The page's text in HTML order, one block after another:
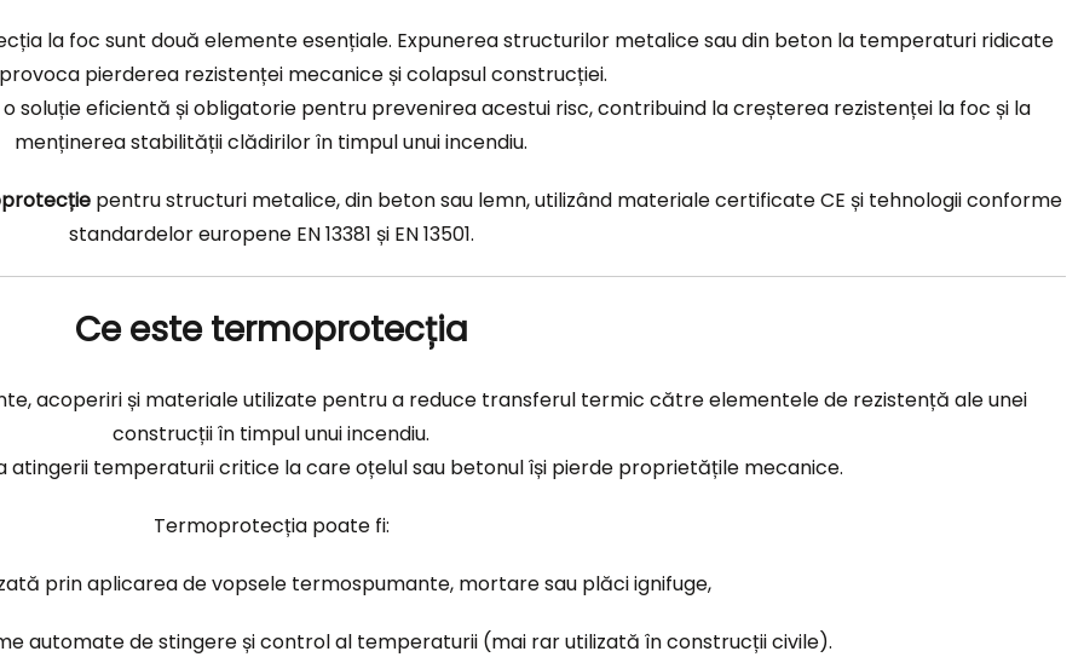
la foc sunt două elemente esențiale. Expunerea structurilor metalice sau din beton la temperaturi ridicate
pierderea rezistenței mecanice și colapsul construcției.
soluție eficientă și obligatorie pentru prevenirea acestui risc, contribuind la creșterea rezistenței la foc și la
menținerea stabilității clădirilor în timpul unui incendiu.
pentru structuri metalice, din beton sau lemn, utilizând materiale certificate CE și tehnologii conforme
standardelor europene EN 13381 și EN 13501.
Ce este termoprotecția
acoperiri și materiale utilizate pentru a reduce transferul termic către elementele de rezistență ale unei
construcții în timpul unui incendiu.
atingerii temperaturii critice la care oțelul sau betonul își pierde proprietățile mecanice.
Termoprotecția poate fi:
prin aplicarea de vopsele termospumante, mortare sau plăci ignifuge,
automate de stingere și control al temperaturii (mai rar utilizată în construcții civile).